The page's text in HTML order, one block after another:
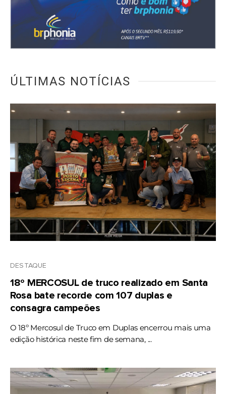
ÚLTIMAS NOTÍCIAS
DESTAQUE
18º MERCOSUL de truco realizado em Santa
Rosa bate recorde com 107 duplas e
consagra campeões
O 18º Mercosul de Truco em Duplas encerrou mais uma
edição histórica neste fim de semana, ...